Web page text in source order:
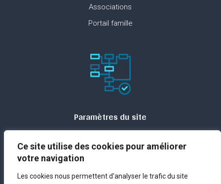
Ce site utilise des cookies pour améliorer
votre navigation
Les cookies nous permettent d'analyser le trafic du site
Associations
Portail famille
Paramètres du site
Contact